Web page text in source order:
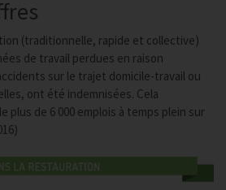
(traditionnelle, rapide et collective)
de travail perdues en raison
sur le trajet domicile-travail ou
ont été indemnisées. Cela
plus de 6 000 emplois à temps plein sur